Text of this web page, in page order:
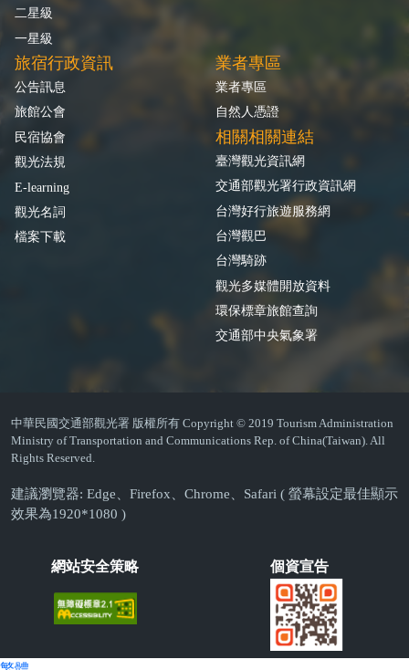
二星級
一星級
旅宿行政資訊
公告訊息
旅館公會
民宿協會
觀光法規
E-learning
觀光名詞
檔案下載
業者專區
業者專區
自然人憑證
相關相關連結
臺灣觀光資訊網
交通部觀光署行政資訊網
台灣好行旅遊服務網
台灣觀巴
台灣騎跡
觀光多媒體開放資料
環保標章旅館查詢
交通部中央氣象署
中華民國交通部觀光署 版權所有 Copyright © 2019 Tourism Administration
Ministry of Transportation and Communications Rep. of China(Taiwan). All
Rights Reserved.
建議瀏覽器: Edge、Firefox、Chrome、Safari ( 螢幕設定最佳顯示
效果為1920*1080 )
網站安全策略 個資宣告